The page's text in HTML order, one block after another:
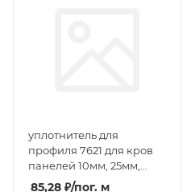
уплотнитель для
профиля 7621 для кров
панелей 10мм, 25мм,
40мм (сафпласт)
85,28 ₽/пог. м